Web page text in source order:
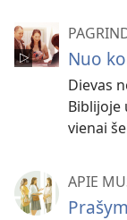
Nuo
Dievas
Biblijoje
vienai
APIE